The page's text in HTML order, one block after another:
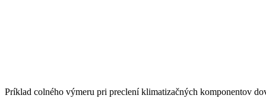
Príklad colného výmeru pri preclení klimatizačných komponentov